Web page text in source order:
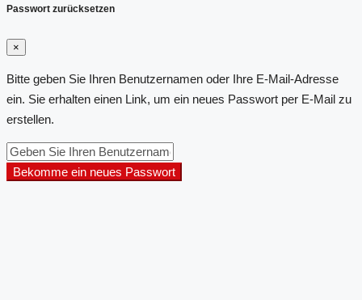
Passwort zurücksetzen
×
Bitte geben Sie Ihren Benutzernamen oder Ihre E-Mail-Adresse
ein. Sie erhalten einen Link, um ein neues Passwort per E-Mail zu
erstellen.
Bekomme ein neues Passwort